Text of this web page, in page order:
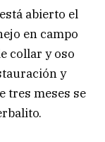
abierto el
en campo
collar y oso
y
tres meses se